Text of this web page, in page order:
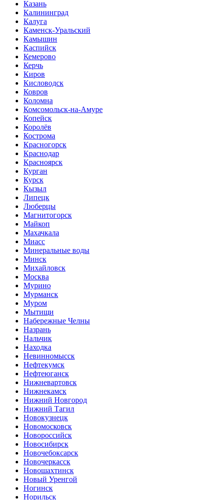
Казань
Калининград
Калуга
Каменск-Уральский
Камышин
Каспийск
Кемерово
Керчь
Киров
Кисловодск
Ковров
Коломна
Комсомольск-на-Амуре
Копейск
Королёв
Кострома
Красногорск
Краснодар
Красноярск
Курган
Курск
Кызыл
Липецк
Люберцы
Магнитогорск
Майкоп
Махачкала
Миасс
Минеральные воды
Минск
Михайловск
Москва
Мурино
Мурманск
Муром
Мытищи
Набережные Челны
Назрань
Нальчик
Находка
Невинномысск
Нефтекумск
Нефтеюганск
Нижневартовск
Нижнекамск
Нижний Новгород
Нижний Тагил
Новокузнецк
Новомосковск
Новороссийск
Новосибирск
Новочебоксарск
Новочеркасск
Новошахтинск
Новый Уренгой
Ногинск
Норильск